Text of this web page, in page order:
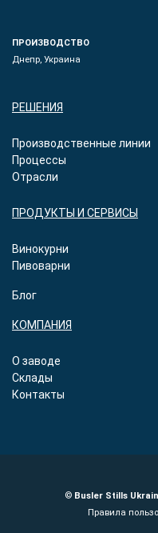
ПРОИЗВОДСТВО
Днепр, Украина
РЕШЕНИЯ
Производственные линии
Процессы
Отрасли
ПРОДУКТЫ И СЕРВИСЫ
Винокурни
Пивоварни
Блог
КОМПАНИЯ
О заводе
Склады
Контакты
© Busler Stills
Правила